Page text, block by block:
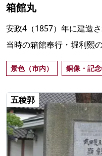
箱館丸
安政4（1857）年に建造
当時の箱館奉行・堀利熙
船大工として働いていた
景色（市内） 銅像・記
五稜郭